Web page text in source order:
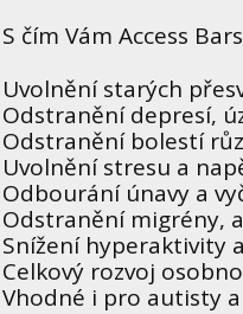
S čím Vám Access
Uvolnění starých
Odstranění depresí,
Odstranění bolestí
Uvolnění stresu a
Odbourání únavy a
Odstranění migrény,
Snížení hyperaktivity
Celkový rozvoj
Vhodné i pro autisty